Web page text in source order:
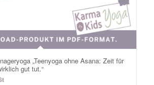
„Teenyoga ohne Asana: Zeit für
gut tut.“